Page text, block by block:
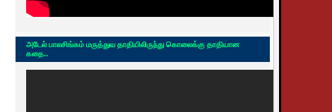
அடேல் பாலசிங்கம் மருத்துவ தாதியிலிருந்து கொலைக்கு தாதியான
கதை..